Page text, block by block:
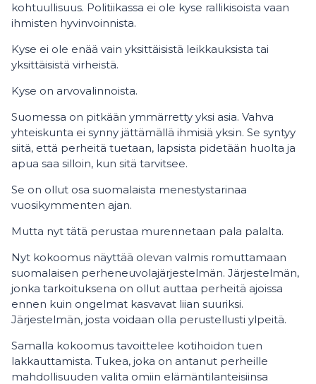
kohtuullisuus. Politiikassa ei ole kyse rallikisoista vaan
ihmisten hyvinvoinnista.
Kyse ei ole enää vain yksittäisistä leikkauksista tai
yksittäisistä virheistä.
Kyse on arvovalinnoista.
Suomessa on pitkään ymmärretty yksi asia. Vahva
yhteiskunta ei synny jättämällä ihmisiä yksin. Se syntyy
siitä, että perheitä tuetaan, lapsista pidetään huolta ja
apua saa silloin, kun sitä tarvitsee.
Se on ollut osa suomalaista menestystarinaa
vuosikymmenten ajan.
Mutta nyt tätä perustaa murennetaan pala palalta.
Nyt kokoomus näyttää olevan valmis romuttamaan
suomalaisen perheneuvolajärjestelmän. Järjestelmän,
jonka tarkoituksena on ollut auttaa perheitä ajoissa
ennen kuin ongelmat kasvavat liian suuriksi.
Järjestelmän, josta voidaan olla perustellusti ylpeitä.
Samalla kokoomus tavoittelee kotihoidon tuen
lakkauttamista. Tukea, joka on antanut perheille
mahdollisuuden valita omiin elämäntilanteisiinsa